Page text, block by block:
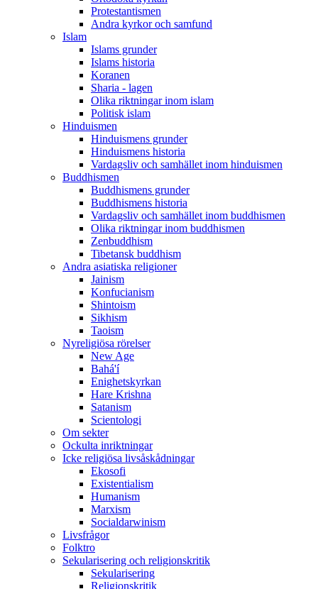
Protestantismen
Andra kyrkor och samfund
Islam
Islams grunder
Islams historia
Koranen
Sharia - lagen
Olika riktningar inom islam
Politisk islam
Hinduismen
Hinduismens grunder
Hinduismens historia
Vardagsliv och samhället inom hinduismen
Buddhismen
Buddhismens grunder
Buddhismens historia
Vardagsliv och samhället inom buddhismen
Olika riktningar inom buddhismen
Zenbuddhism
Tibetansk buddhism
Andra asiatiska religioner
Jainism
Konfucianism
Shintoism
Sikhism
Taoism
Nyreligiösa rörelser
New Age
Bahá'í
Enighetskyrkan
Hare Krishna
Satanism
Scientologi
Om sekter
Ockulta inriktningar
Icke religiösa livsåskådningar
Ekosofi
Existentialism
Humanism
Marxism
Socialdarwinism
Livsfrågor
Folktro
Sekularisering och religionskritik
Sekularisering
Religionskritik